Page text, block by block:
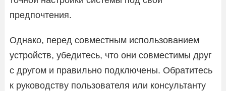
предпочтения.
Однако, перед совместным использованием
устройств, убедитесь, что они совместимы друг
с другом и правильно подключены. Обратитесь
к руководству пользователя или консультанту